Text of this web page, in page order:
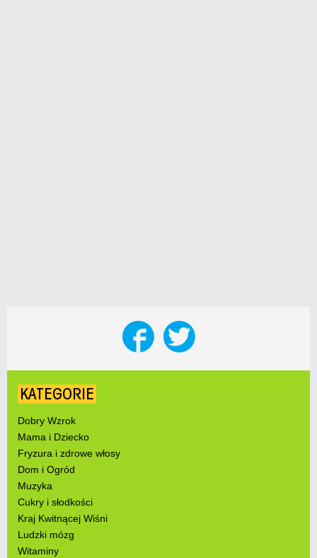
KATEGORIE
Dobry Wzrok
Mama i Dziecko
Fryzura i zdrowe włosy
Dom i Ogród
Muzyka
Cukry i słodkości
Kraj Kwitnącej Wiśni
Ludzki mózg
Witaminy